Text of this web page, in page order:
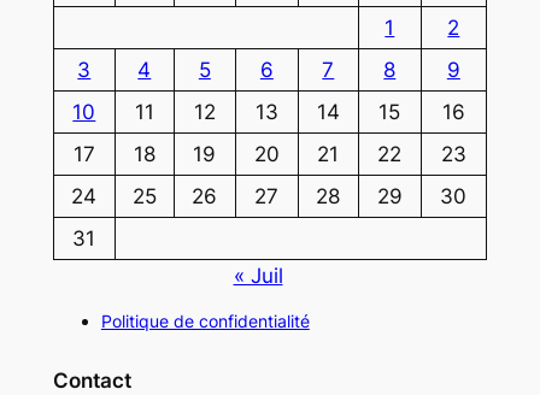
1
2
3
4 5 6 7 8
9
10
11 12 13 14 15
16
17
18 19 20 21 22
23
24
25 26 27 28 29
30
31
« Juil
Politique de confidentialité
Contact